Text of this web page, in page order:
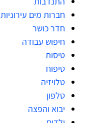
חברות מים עירוניות
חדר כושר
חיפוש עבודה
טיסות
טיפוח
טלויזיה
טלפון
יבוא והפצה